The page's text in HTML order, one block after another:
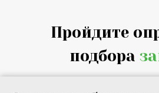
Пройдите
подбора